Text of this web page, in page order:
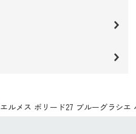
エルメス ボリード27 ブルーグラシ